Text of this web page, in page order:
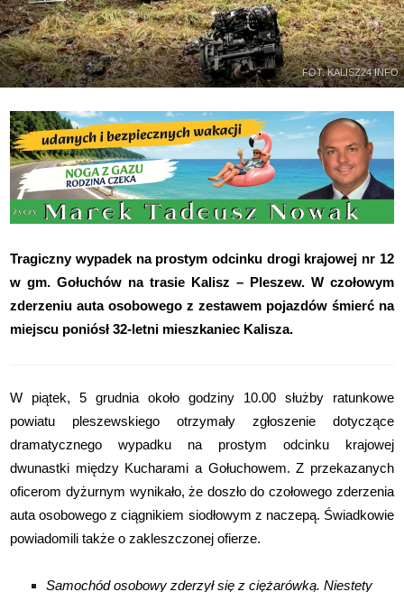
FOT. KALISZ24 INFO
Tragiczny wypadek na prostym odcinku drogi krajowej nr 12
w gm. Gołuchów na trasie Kalisz – Pleszew. W czołowym
zderzeniu auta osobowego z zestawem pojazdów śmierć na
miejscu poniósł 32-letni mieszkaniec Kalisza.
W piątek, 5 grudnia około godziny 10.00 służby ratunkowe
powiatu pleszewskiego otrzymały zgłoszenie dotyczące
dramatycznego wypadku na prostym odcinku krajowej
dwunastki między Kucharami a Gołuchowem. Z przekazanych
oficerom dyżurnym wynikało, że doszło do czołowego zderzenia
auta osobowego z ciągnikiem siodłowym z naczepą. Świadkowie
powiadomili także o zakleszczonej ofierze.
Samochód osobowy zderzył się z ciężarówką. Niestety